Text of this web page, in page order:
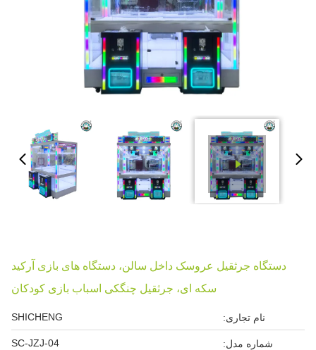
دستگاه جرثقیل عروسک داخل سالن، دستگاه های بازی آرکید
سکه ای، جرثقیل چنگکی اسباب بازی کودکان
نام تجاری: SHICHENG
شماره مدل: SC-JZJ-04